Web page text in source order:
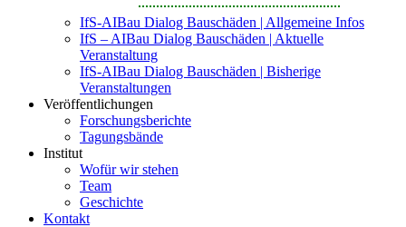
IfS-AIBau Dialog Bauschäden | Allgemeine Infos
IfS – AIBau Dialog Bauschäden | Aktuelle
Veranstaltung
IfS-AIBau Dialog Bauschäden | Bisherige
Veranstaltungen
Veröffentlichungen
Forschungsberichte
Tagungsbände
Institut
Wofür wir stehen
Team
Geschichte
Kontakt